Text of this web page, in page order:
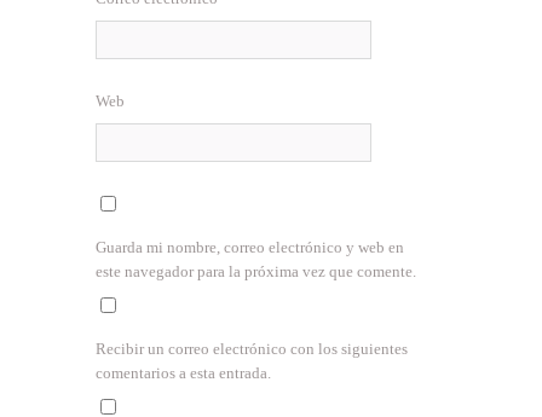
Web
Guarda mi nombre, correo electrónico y web en
este navegador para la próxima vez que comente.
Recibir un correo electrónico con los siguientes
comentarios a esta entrada.